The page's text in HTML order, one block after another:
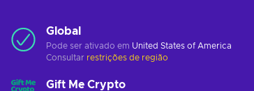
Global
Pode ser ativado em United States of America
Consultar restrições de região
Gift Me Crypto